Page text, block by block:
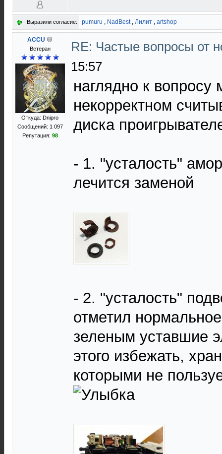
Выразили согласие: pumuru , NadBest, Лилит , artshop
ACCU
Ветеран
Откуда: Dnipro
Сообщений: 1 097
Репутация: 98
RE: Частые вопросы от
15:57
наглядно к вопросу
некорректном
диска
- 1. "усталость"
лечится заменой
- 2. "усталость"
отметил
зеленым уставшие
этого избежать,
которыми не